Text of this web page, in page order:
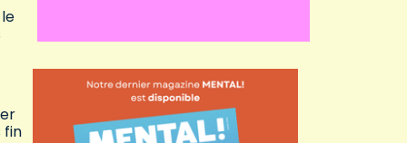
fin